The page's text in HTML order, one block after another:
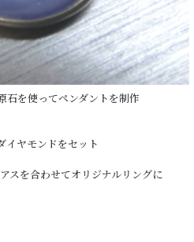
石を使ってペンダントを制作
イヤモンドをセット
スを合わせてオリジナルリングに